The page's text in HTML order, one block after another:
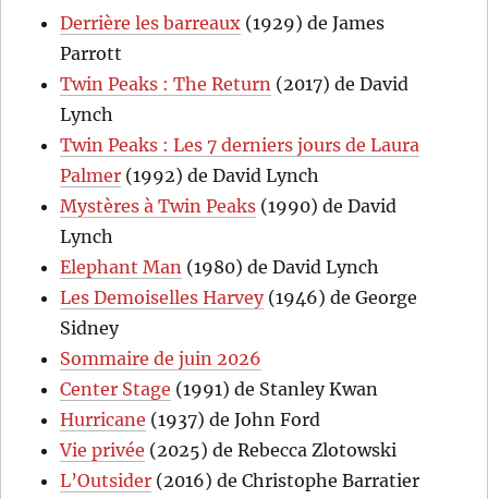
Derrière les barreaux (1929) de James
Parrott
Twin Peaks : The Return (2017) de David
Lynch
Twin Peaks : Les 7 derniers jours de Laura
Palmer (1992) de David Lynch
Mystères à Twin Peaks (1990) de David
Lynch
Elephant Man (1980) de David Lynch
Les Demoiselles Harvey(1946) de George
Sidney
Sommaire de juin 2026
Center Stage (1991) de Stanley Kwan
Hurricane (1937) de John Ford
Vie privée (2025) de Rebecca Zlotowski
L’Outsider (2016) de Christophe Barratier